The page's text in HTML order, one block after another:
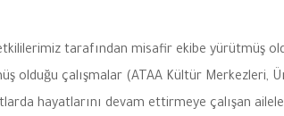
tarafından misafir ekibe yürütmüş
olduğu çalışmalar (ATAA Kültür Merkezleri,
hayatlarını devam ettirmeye çalışan